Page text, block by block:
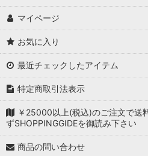
マイページ
お気に入り
最近チェックしたアイテム
特定商取引法表示
￥25000以上(税込)のご注文で送
ずSHOPPINGGIDEを御読み下さい
商品の問い合わせ